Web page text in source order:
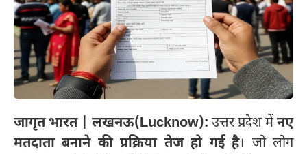
जागृत भारत | लखनऊ(Lucknow): उत्तर प्रदेश मेंनए
मतदाता बनाने की प्रक्रिया तेज हो गई है। जो लोग